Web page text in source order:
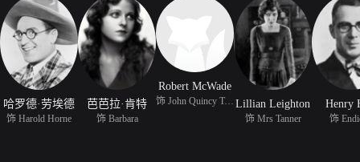
哈罗德·劳埃德
饰 Harold Horne
芭芭拉·肯特
饰 Barbara
Robert McWade
饰 John Quincy Tanner Lillian Leighton
饰 Mrs Tanner
Henry
饰